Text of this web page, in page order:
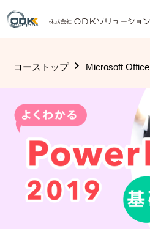
コーストップ Microsoft Office